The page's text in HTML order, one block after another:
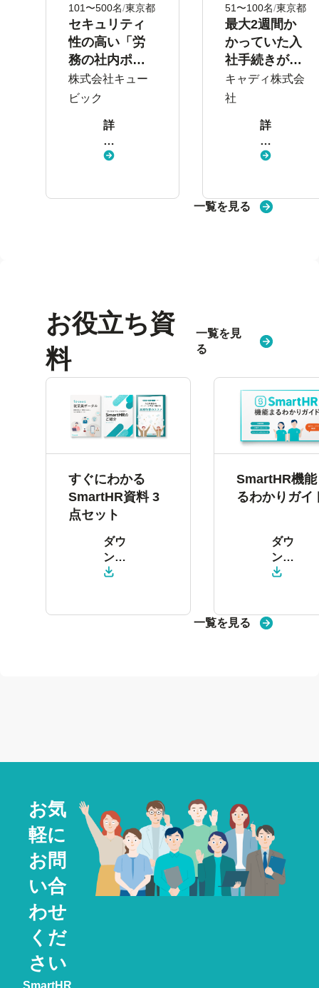
ト
101〜500名 東京都
セキュリティ
性の高い「労
務の社内ポー
タル」。100名
を超える学生
従業員情報管
理もスムーズ
株式会社キュー
ビック
詳
し
く
51〜100名 東京都
最大2週間か
かっていた入
社手続きが、1
日で完了。
「コーポレー
不可欠な存在
キャディ株式会
社
詳
し
く
一覧を見る
お役立ち資
料
一覧を見
る
すぐにわかる
SmartHR資料 3
点セット
ダウ
ン
ロー
SmartHR機
るわかりガイ
ダウ
ン
ロー
一覧を見る
お気
軽に
お問
い合
わせ
くだ
さい